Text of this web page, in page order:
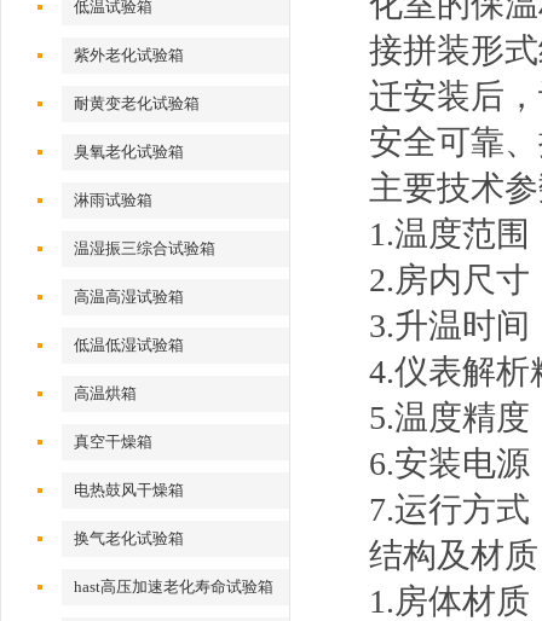
低温试验箱
紫外老化试验箱
耐黄变老化试验箱
臭氧老化试验箱
淋雨试验箱
温湿振三综合试验箱
高温高湿试验箱
低温低湿试验箱
高温烘箱
真空干燥箱
电热鼓风干燥箱
换气老化试验箱
hast高压加速老化寿命试验箱
接拼装形
迁安装后
安全可靠
主要技术
1.温度范
2.房内尺
3.升温时
4.仪表解
5.温度精
6.安装电源
7.运行方
结构及材
1.房体材